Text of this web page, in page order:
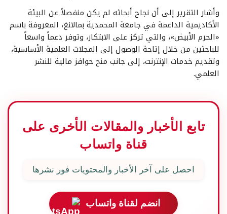
وأشار التقرير إلى أن نجاح أبحاثه لم يكن منفصلاً عن البيئة
الأكاديمية الداعمة في جامعة المحمدية بمالانغ، المعروفة باسم
«الحرم الأبيض»، والتي تركز على الابتكار، وتوفر دعماً واسعاً
للباحثين من خلال إتاحة الوصول إلى المجلات العلمية الأساسية،
وتقديم خدمات الإنترنت، إلى جانب منح حوافز مالية للنشر
العلمي.
تابع الأخبار والمقالات الأخرى على
قناة واتساب
احصل على آخر الأخبار والمحتويات فور نشرها
انضم لقناة واتساب